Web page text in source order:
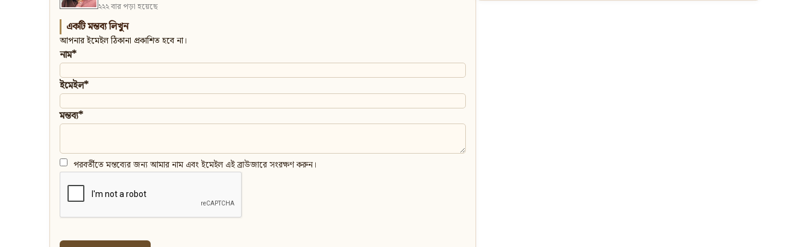
২২২ বার পড়া হয়েছে
একটি মন্তব্য লিখুন
আপনার ইমেইল ঠিকানা প্রকাশিত হবে না।
নাম*
ইমেইল*
মন্তব্য*
পরবর্তীতে মন্তব্যের জন্য আমার নাম এবং ইমেইল এই ব্রাউজারে সংরক্ষণ করুন।